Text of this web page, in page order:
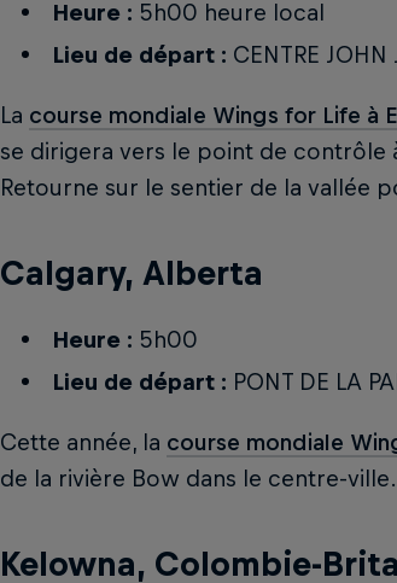
Heure : 5h00 heure local
Lieu de départ : CENTRE JOHN
La course mondiale Wings for Life à
se dirigera vers le point de contrôle
Retourne sur le sentier de la vallée
Calgary, Alberta
Heure : 5h00
Lieu de départ : PONT DE LA
Cette année, la course mondiale
de la rivière Bow dans le centre-ville.
Kelowna, Colombie-